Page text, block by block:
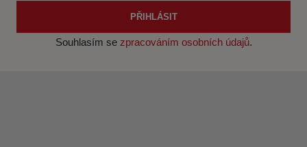
PŘIHLÁSIT
Souhlasím se zpracováním osobních údajů.